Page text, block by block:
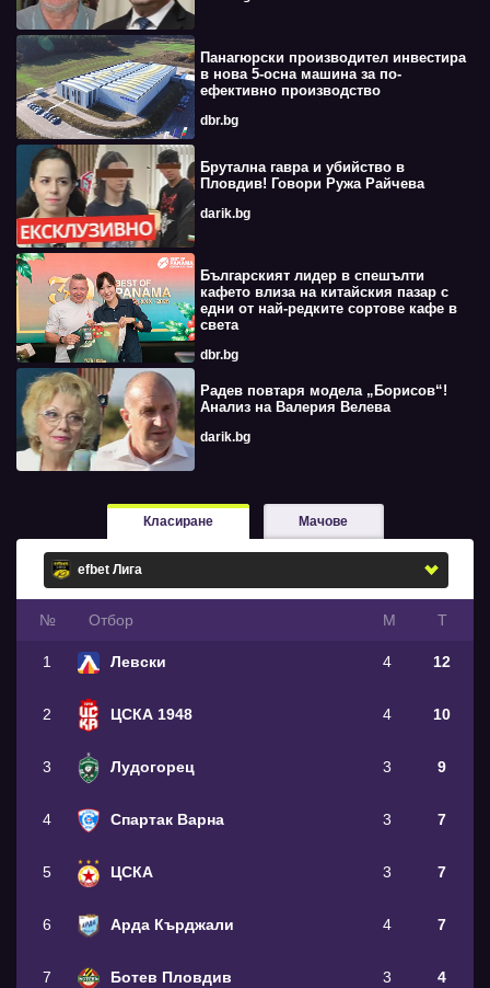
Панагюрски производител инвестира
в нова 5-осна машина за по-
ефективно производство
dbr.bg
Брутална гавра и убийство в
Пловдив! Говори Ружа Райчева
darik.bg
Българският лидер в спешълти
кафето влиза на китайския пазар с
едни от най-редките сортове кафе в
света
dbr.bg
Радев повтаря модела „Борисов“!
Анализ на Валерия Велева
darik.bg
Класиране Мачове
№ Oтбор М Т
1 Левски 4 12
2 ЦСКА 1948 4 10
3 Лудогорец 3 9
4 Спартак Варна 3 7
5 ЦСКА 3 7
6 Арда Кърджали 4 7
7 Ботев Пловдив 3 4